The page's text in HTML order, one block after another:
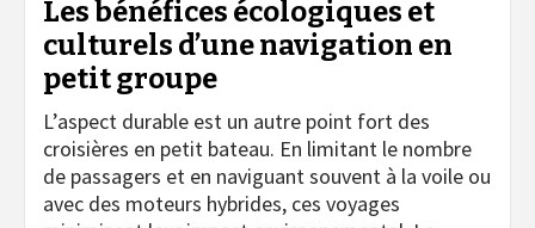
Les bénéfices écologiques et
culturels d’une navigation en
petit groupe
L’aspect durable est un autre point fort des
croisières en petit bateau. En limitant le nombre
de passagers et en naviguant souvent à la voile ou
avec des moteurs hybrides, ces voyages